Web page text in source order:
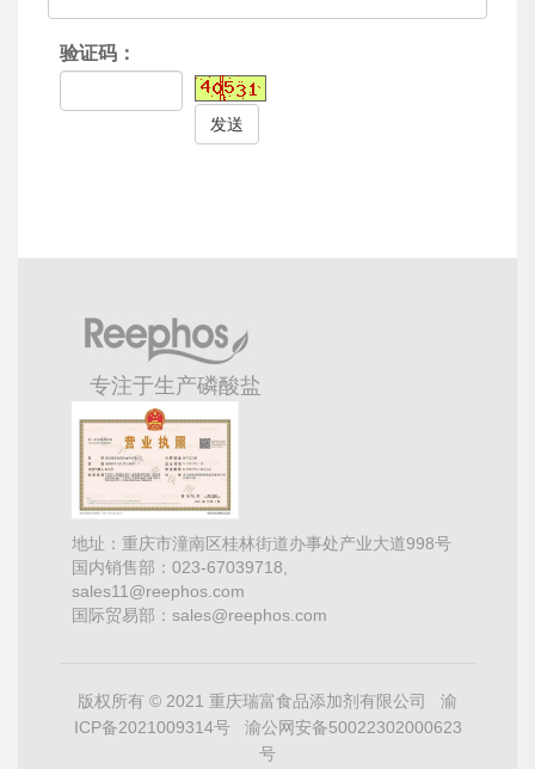
验证码：
发送
专注于生产磷酸盐
地址：重庆市潼南区桂林街道办事处产业大道998号
国内销售部：023-67039718,
sales11@reephos.com
国际贸易部：sales@reephos.com
版权所有 © 2021 重庆瑞富食品添加剂有限公司 渝
ICP备2021009314号渝公网安备50022302000623
号